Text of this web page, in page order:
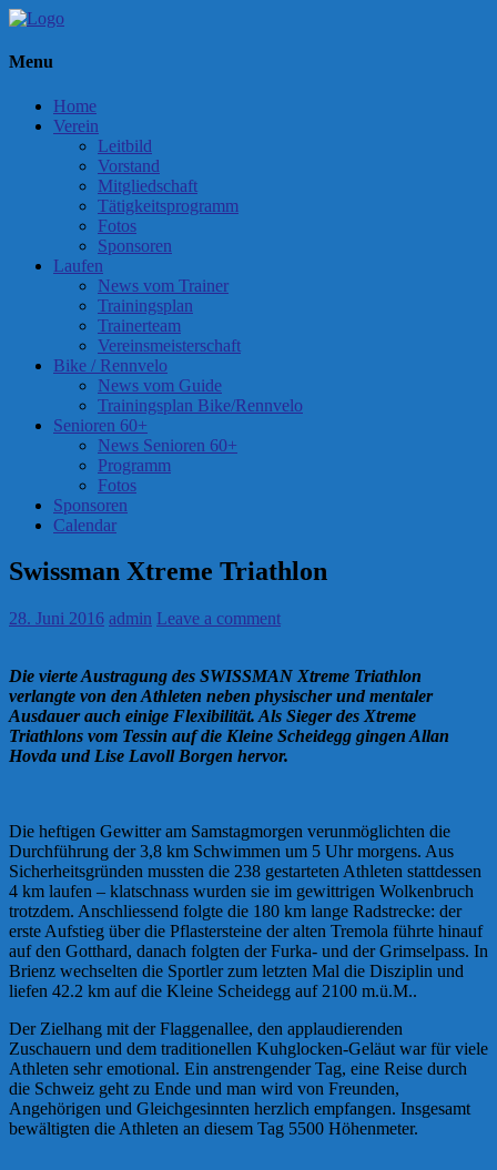
Menu
Home
Verein
Leitbild
Vorstand
Mitgliedschaft
Tätigkeitsprogramm
Fotos
Sponsoren
Laufen
News vom Trainer
Trainingsplan
Trainerteam
Vereinsmeisterschaft
Bike / Rennvelo
News vom Guide
Trainingsplan Bike/Rennvelo
Senioren 60+
News Senioren 60+
Programm
Fotos
Sponsoren
Calendar
Swissman Xtreme Triathlon
28. Juni 2016 admin Leave a comment
Die vierte Austragung des SWISSMAN Xtreme Triathlon
verlangte von den Athleten neben physischer und mentaler
Ausdauer auch einige Flexibilität. Als Sieger des Xtreme
Triathlons vom Tessin auf die Kleine Scheidegg gingen Allan
Hovda und Lise Lavoll Borgen hervor.
Die heftigen Gewitter am Samstagmorgen verunmöglichten die
Durchführung der 3,8 km Schwimmen um 5 Uhr morgens. Aus
Sicherheitsgründen mussten die 238 gestarteten Athleten stattdessen
4 km laufen – klatschnass wurden sie im gewittrigen Wolkenbruch
trotzdem. Anschliessend folgte die 180 km lange Radstrecke: der
erste Aufstieg über die Pflastersteine der alten Tremola führte hinauf
auf den Gotthard, danach folgten der Furka- und der Grimselpass. In
Brienz wechselten die Sportler zum letzten Mal die Disziplin und
liefen 42.2 km auf die Kleine Scheidegg auf 2100 m.ü.M..
Der Zielhang mit der Flaggenallee, den applaudierenden
Zuschauern und dem traditionellen Kuhglocken-Geläut war für viele
Athleten sehr emotional. Ein anstrengender Tag, eine Reise durch
die Schweiz geht zu Ende und man wird von Freunden,
Angehörigen und Gleichgesinnten herzlich empfangen. Insgesamt
bewältigten die Athleten an diesem Tag 5500 Höhenmeter.